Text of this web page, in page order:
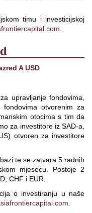
timu i investicijskoj
A USD
upravljanje fondovima,
otvorenim za
otocima s tim da
za investitore iz SAD-a,
otvoren za investitore
te se zatvara 5 radnih
mjesecu. Postoje 2
CHF i EUR.
o investiranju u naše